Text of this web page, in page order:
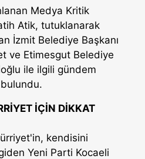
Medya Kritik
Atik, tutuklanarak
İzmit Belediye Başkanı
ve Etimesgut Belediye
ile ilgili gündem
İÇİN DİKKAT
kendisini
Yeni Parti Kocaeli